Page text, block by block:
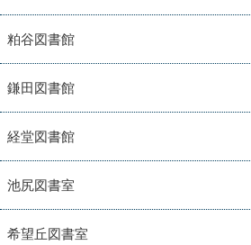
粕谷図書館
鎌田図書館
経堂図書館
池尻図書室
希望丘図書室